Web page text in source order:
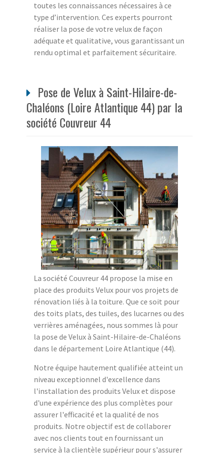
toutes les connaissances nécessaires à ce
type d’intervention. Ces experts pourront
réaliser la pose de votre velux de façon
adéquate et qualitative, vous garantissant un
rendu optimal et parfaitement sécuritaire.
Pose de Velux à Saint-Hilaire-de-
Chaléons (Loire Atlantique 44) par la
société Couvreur 44
La société Couvreur 44 propose la mise en
place des produits Velux pour vos projets de
rénovation liés à la toiture. Que ce soit pour
des toits plats, des tuiles, des lucarnes ou des
verrières aménagées, nous sommes là pour
la pose de Velux à Saint-Hilaire-de-Chaléons
dans le département Loire Atlantique (44).
Notre équipe hautement qualifiée atteint un
niveau exceptionnel d'excellence dans
l'installation des produits Velux et dispose
d'une expérience des plus complètes pour
assurer l'efficacité et la qualité de nos
produits. Notre objectif est de collaborer
avec nos clients tout en fournissant un
service à la clientèle supérieur pour s'assurer